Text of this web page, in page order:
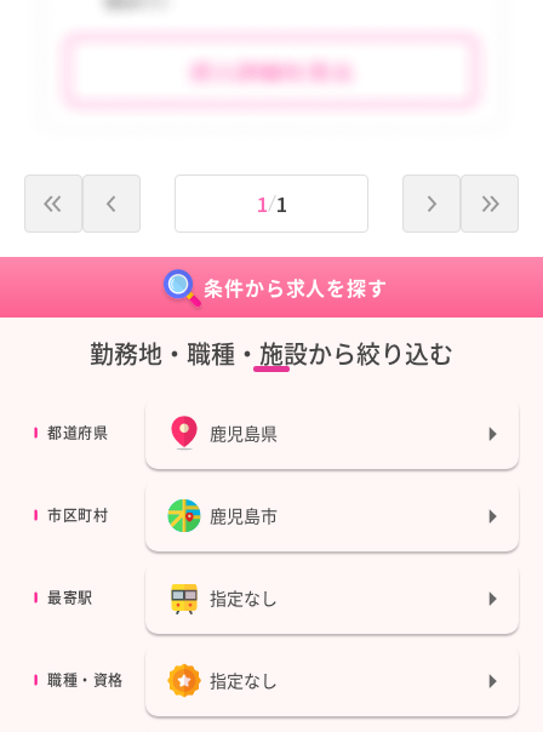
1 1
条件から求人を探す
勤務地・職種・施設から絞り込む
都道府県 鹿児島県
市区町村 鹿児島市
最寄駅 指定なし
職種・資格 指定なし